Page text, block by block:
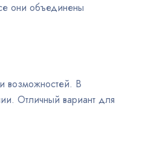
они объединены
возможностей. В
Отличный вариант для